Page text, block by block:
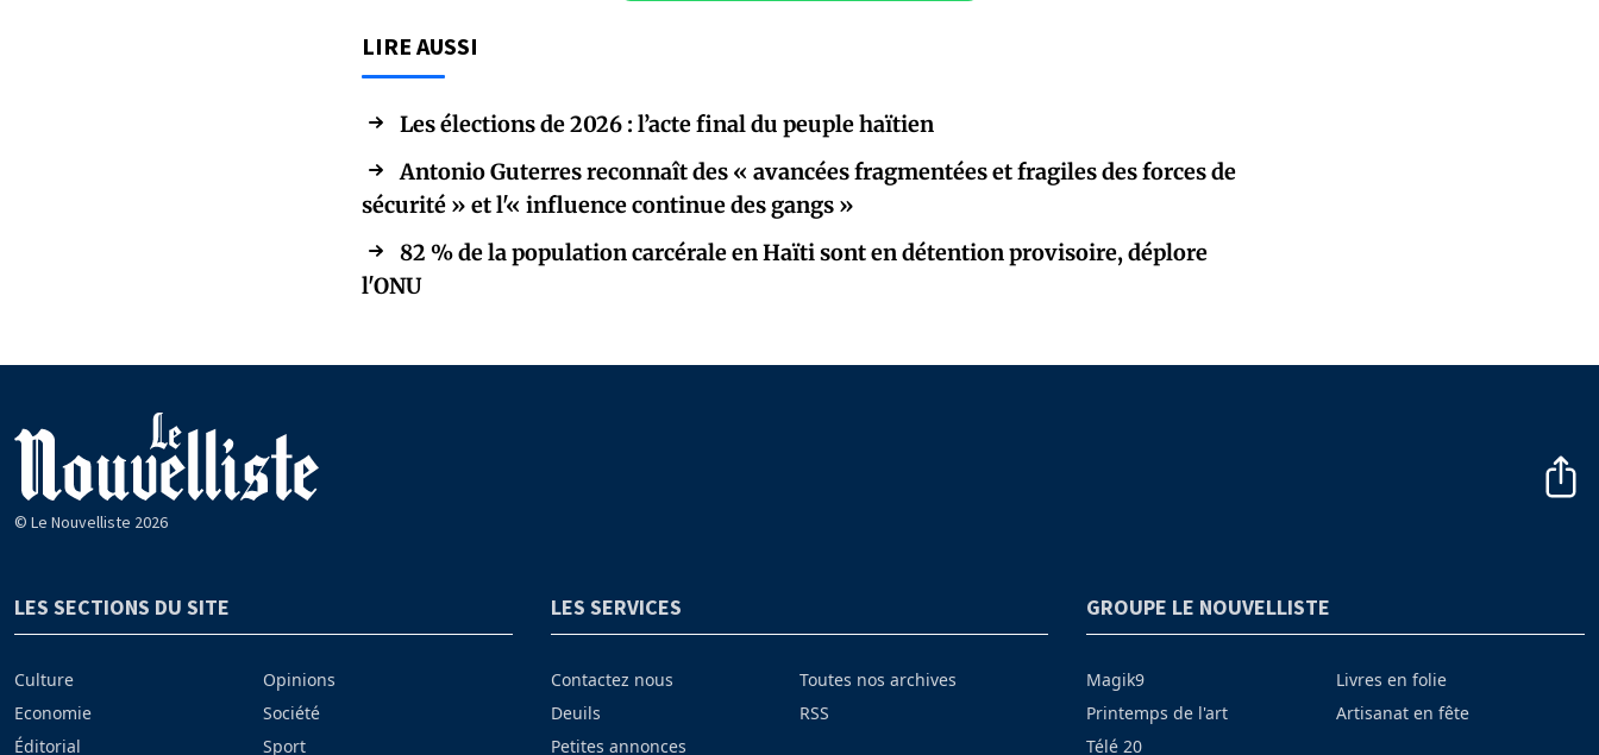
LIRE AUSSI
Les élections de 2026 : l’acte final du peuple haïtien
Antonio Guterres reconnaît des « avancées fragmentées et fragiles des forces de
sécurité » et l'« influence continue des gangs »
82 % de la population carcérale en Haïti sont en détention provisoire, déplore
l'ONU
© Le Nouvelliste 2026
LES SECTIONS DU SITE
Culture
Economie
Éditorial
Opinions
Société
Sport
LES SERVICES
Contactez nous
Deuils
Petites annonces
Toutes nos archives
RSS
GROUPE LE NOUVELLISTE
Magik9
Printemps de l'art
Télé 20
Livres en folie
Artisanat en fête